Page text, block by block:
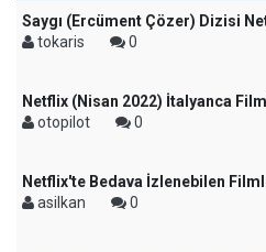
Saygı (Ercüment Çözer) Dizisi
tokaris
0
Netflix (Nisan 2022) İtalyanca
otopilot
0
Netflix'te Bedava İzlenebilen
asilkan
0